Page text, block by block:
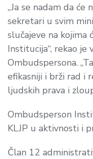
„Ja se nadam da će
sekretari u svim
slučajeve na kojima
Institucija“, rekao je
Ombudspersona.
efikasniji i brži rad i
ljudskih prava i
Ombudsperson
KLJP u aktivnosti i
Član 12